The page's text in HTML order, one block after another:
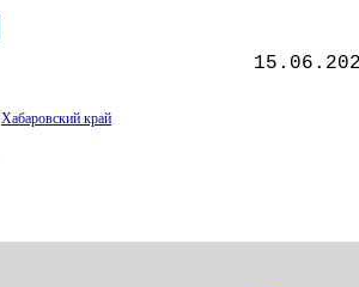
Хабаровский край